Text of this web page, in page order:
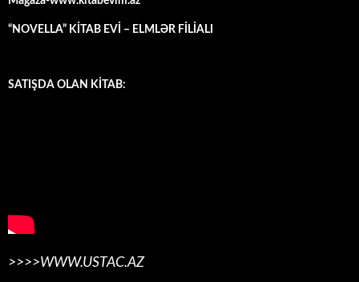
“NOVELLA” KİTAB EVİ – ELMLƏR FİLİALI
SATIŞDA OLAN KİTAB:
>>>>WWW.USTAC.AZ